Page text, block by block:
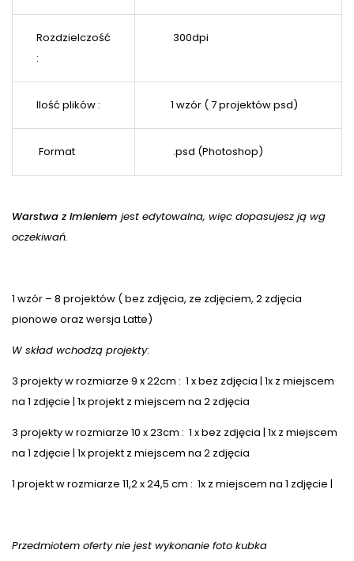
Rozdzielczość
:
300dpi
Ilość plików : 1 wzór ( 7 projektów psd)
Format .psd (Photoshop)
Warstwa z imieniem jest edytowalna, więc dopasujesz ją wg
oczekiwań.
1 wzór – 8 projektów ( bez zdjęcia, ze zdjęciem, 2 zdjęcia
pionowe oraz wersja Latte)
W skład wchodzą projekty:
3 projekty w rozmiarze 9 x 22cm : 1 x bez zdjęcia | 1x z miejscem
na 1 zdjęcie | 1x projekt z miejscem na 2 zdjęcia
3 projekty w rozmiarze 10 x 23cm : 1 x bez zdjęcia | 1x z miejscem
na 1 zdjęcie | 1x projekt z miejscem na 2 zdjęcia
1 projekt w rozmiarze 11,2 x 24,5 cm : 1x z miejscem na 1 zdjęcie |
Przedmiotem oferty nie jest wykonanie foto kubka